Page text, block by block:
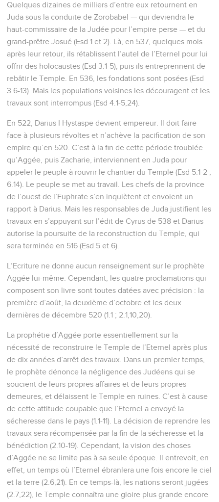
Quelques dizaines de milliers d’entre eux retournent en
Juda sous la conduite de Zorobabel — qui deviendra le
haut-commissaire de la Judée pour l’empire perse — et du
grand-prêtre Josué (Esd 1 et 2). Là, en 537, quelques mois
après leur retour, ils rétablissent l’autel de l’Eternel pour lui
offrir des holocaustes (Esd 3.1-5), puis ils entreprennent de
rebâtir le Temple. En 536, les fondations sont posées (Esd
3.6-13). Mais les populations voisines les découragent et les
travaux sont interrompus (Esd 4.1-5,24).
En 522, Darius I Hystaspe devient empereur. Il doit faire
face à plusieurs révoltes et n’achève la pacification de son
empire qu’en 520. C’est à la fin de cette période troublée
qu’Aggée, puis Zacharie, interviennent en Juda pour
appeler le peuple à rouvrir le chantier du Temple (Esd 5.1-2 ;
6.14). Le peuple se met au travail. Les chefs de la province
de l’ouest de l’Euphrate s’en inquiètent et envoient un
rapport à Darius. Mais les responsables de Juda justifient les
travaux en s’appuyant sur l’édit de Cyrus de 538 et Darius
autorise la poursuite de la reconstruction du Temple, qui
sera terminée en 516 (Esd 5 et 6).
L’Ecriture ne donne aucun renseignement sur le prophète
Aggée lui-même. Cependant, les quatre proclamations qui
composent son livre sont toutes datées avec précision : la
première d’août, la deuxième d’octobre et les deux
dernières de décembre 520 (1.1 ; 2.1,10,20).
La prophétie d’Aggée porte essentiellement sur la
nécessité de reconstruire le Temple de l’Eternel après plus
de dix années d’arrêt des travaux. Dans un premier temps,
le prophète dénonce la négligence des Judéens qui se
soucient de leurs propres affaires et de leurs propres
demeures, et délaissent le Temple en ruines. C’est à cause
de cette attitude coupable que l’Eternel a envoyé la
sécheresse dans le pays (1.1-11). La décision de reprendre les
travaux sera récompensée par la fin de la sécheresse et la
bénédiction (2.10-19). Cependant, la vision des choses
d’Aggée ne se limite pas à sa seule époque. Il entrevoit, en
effet, un temps où l’Eternel ébranlera une fois encore le ciel
et la terre (2.6,21). En ce temps-là, les nations seront jugées
(2.7,22), le Temple connaîtra une gloire plus grande encore